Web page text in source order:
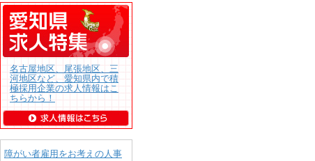
名古屋地区、尾張地区、三
河地区など、愛知県内で積
極採用企業の求人情報はこ
ちらから！
障がい者雇用をお考えの人事